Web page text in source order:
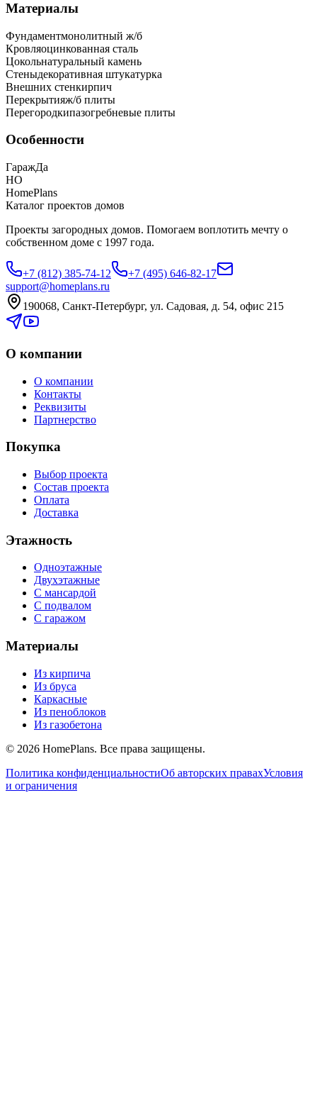
Материалы
Фундаментмонолитный ж/б
Кровляоцинкованная сталь
Цокольнатуральный камень
Стеныдекоративная штукатурка
Внешних стенкирпич
Перекрытияж/б плиты
Перегородкипазогребневые плиты
Особенности
ГаражДа
HO
HomePlans
Каталог проектов домов
Проекты загородных домов. Помогаем воплотить мечту о
собственном доме с 1997 года.
+7 (812) 385-74-12
+7 (495) 646-82-17
support@homeplans.ru
190068, Санкт-Петербург, ул. Садовая, д. 54, офис 215
О компании
О компании
Контакты
Реквизиты
Партнерство
Покупка
Выбор проекта
Состав проекта
Оплата
Доставка
Этажность
Одноэтажные
Двухэтажные
С мансардой
С подвалом
С гаражом
Материалы
Из кирпича
Из бруса
Каркасные
Из пеноблоков
Из газобетона
© 2026 HomePlans. Все права защищены.
Политика конфиденциальностиОб авторских правахУсловия
и ограничения